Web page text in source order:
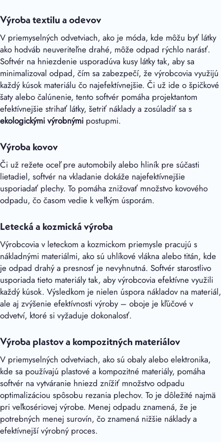
Výroba textilu a odevov
V priemyselných odvetviach, ako je móda, kde môžu byť látky
ako hodváb neuveriteľne drahé, môže odpad rýchlo narásť.
Softvér na hniezdenie usporadúva kusy látky tak, aby sa
minimalizoval odpad, čím sa zabezpečí, že výrobcovia využijú
každý kúsok materiálu čo najefektívnejšie. Či už ide o špičkové
šaty alebo čalúnenie, tento softvér pomáha projektantom
efektívnejšie strihať látky, šetriť náklady a zosúladiť sa s
ekologickými výrobnými postupmi.
Výroba kovov
Či už režete oceľ pre automobily alebo hliník pre súčasti
lietadiel, softvér na vkladanie dokáže najefektívnejšie
usporiadať plechy. To pomáha znižovať množstvo kovového
odpadu, čo časom vedie k veľkým úsporám.
Letecká a kozmická výroba
Výrobcovia v leteckom a kozmickom priemysle pracujú s
nákladnými materiálmi, ako sú uhlíkové vlákna alebo titán, kde
je odpad drahý a presnosť je nevyhnutná. Softvér starostlivo
usporiada tieto materiály tak, aby výrobcovia efektívne využili
každý kúsok. Výsledkom je nielen úspora nákladov na materiál,
ale aj zvýšenie efektívnosti výroby – oboje je kľúčové v
odvetví, ktoré si vyžaduje dokonalosť.
Výroba plastov a kompozitných materiálov
V priemyselných odvetviach, ako sú obaly alebo elektronika,
kde sa používajú plastové a kompozitné materiály, pomáha
softvér na vytváranie hniezd znížiť množstvo odpadu
optimalizáciou spôsobu rezania plechov. To je dôležité najmä
pri veľkosériovej výrobe. Menej odpadu znamená, že je
potrebných menej surovín, čo znamená nižšie náklady a
efektívnejší výrobný proces.